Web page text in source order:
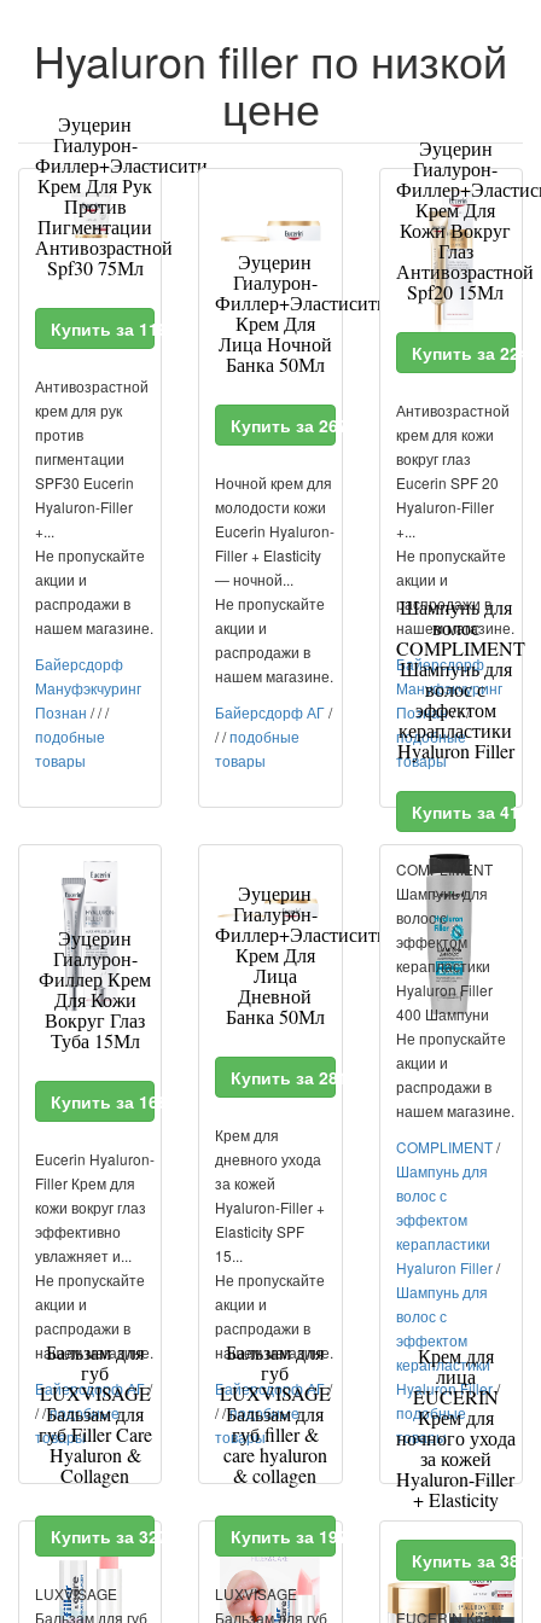
Hyaluron filler по низкой
цене
Эуцерин
Гиалурон-
Филлер+Эластисити
Крем Для Рук
Против
Пигментации
Антивозрастной
Spf30 75Мл
Купить за 1194 RUR
Антивозрастной
крем для рук
против
пигментации
SPF30 Eucerin
Hyaluron-Filler
+...
Не пропускайте
акции и
распродажи в
нашем магазине.
Байерсдорф
Мануфэкчуринг
Познан ///
подобные
товары
Эуцерин
Гиалурон-
Филлер+Эластисити
Крем Для
Лица Ночной
Банка 50Мл
Купить за 2678 RUR
Ночной крем для
молодости кожи
Eucerin Hyaluron-
Filler + Elasticity
— ночной...
Не пропускайте
акции и
распродажи в
нашем магазине.
Байерсдорф АГ/
//подобные
товары
Эуцерин
Гиалурон-
Крем Для
Кожи Вокруг
Глаз
Антивозрастной
Spf20 15Мл
Купить за
Антивозрастной
крем для кожи
вокруг глаз
Eucerin SPF 20
Hyaluron-Filler
+...
Не пропускайте
акции и
распродажи в
нашем магазине.
Байерсдорф
Мануфэкчуринг
Познан///
подобные
товары
Эуцерин
Гиалурон-
Филлер Крем
Для Кожи
Вокруг Глаз
Туба 15Мл
Купить за 1684 RUR
Eucerin Hyaluron-
Filler Крем для
кожи вокруг глаз
эффективно
увлажняет и...
Не пропускайте
акции и
распродажи в
нашем магазине.
Байерсдорф АГ/
//подобные
товары
Эуцерин
Гиалурон-
Филлер+Эластисити
Крем Для
Лица
Дневной
Банка 50Мл
Купить за 2818 RUR
Крем для
дневного ухода
за кожей
Hyaluron-Filler +
Elasticity SPF
15...
Не пропускайте
акции и
распродажи в
нашем магазине.
Байерсдорф АГ/
//подобные
товары
Шампунь для
волос
COMPLIMENT
Шампунь для
волос с
эффектом
керапластики
Hyaluron Filler
Купить за 414
COMPLIMENT
Шампунь для
волос с
эффектом
керапластики
Hyaluron Filler
400 Шампуни
Не пропускайте
акции и
распродажи в
нашем магазине.
COMPLIMENT/
Шампунь для
волос с
эффектом
керапластики
Hyaluron Filler/
Шампунь для
волос с
эффектом
керапластики
Hyaluron Filler/
подобные
товары
Бальзам для
губ
LUXVISAGE
Бальзам для
губ Filler Care
Hyaluron &
Collagen
Купить за 327 RUR
LUXVISAGE
Бальзам для губ
Бальзам для
губ
LUXVISAGE
Бальзам для
губ filler &
care hyaluron
& collagen
Купить за 197 RUR
LUXVISAGE
Бальзам для губ
Крем для
лица
EUCERIN
Крем для
ночного ухода
за кожей
Hyaluron-Filler
+ Elasticity
Купить за
EUCERIN Крем